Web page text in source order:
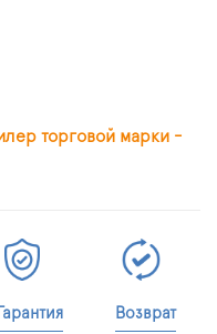
торговой марки -
Гарантия Возврат